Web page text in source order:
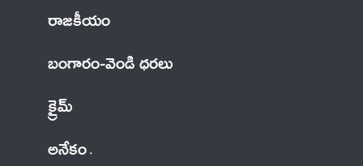
రాజకీయం
బంగారం-వెండి ధరలు
క్రైమ్
అనేకం